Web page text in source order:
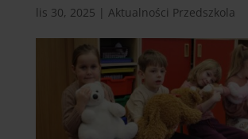
lis 30, 2025 | Aktualności Przedszkola